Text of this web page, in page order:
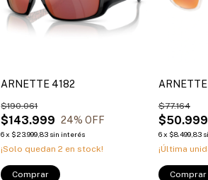
ARNETTE 4182
$143.999
$190.061
24% OFF
6x $23.999,83 sin interés
¡Solo quedan2 en stock!
Comprar
$50.999
$77.164
6x $8.499,83
¡Última
Comprar